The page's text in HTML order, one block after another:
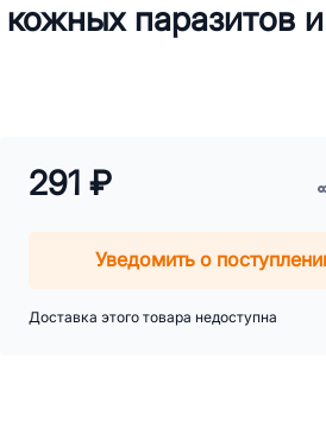
паразитов
291 ₽
Уведомить о
Доставка этого товара недоступна